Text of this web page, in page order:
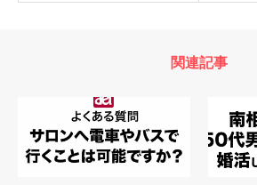
関連記事